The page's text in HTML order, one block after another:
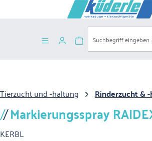
Zum Hauptinhalt springen
Warenkorb
Tierzucht und -haltung Rinderzucht &
Markierungsspray
KERBL